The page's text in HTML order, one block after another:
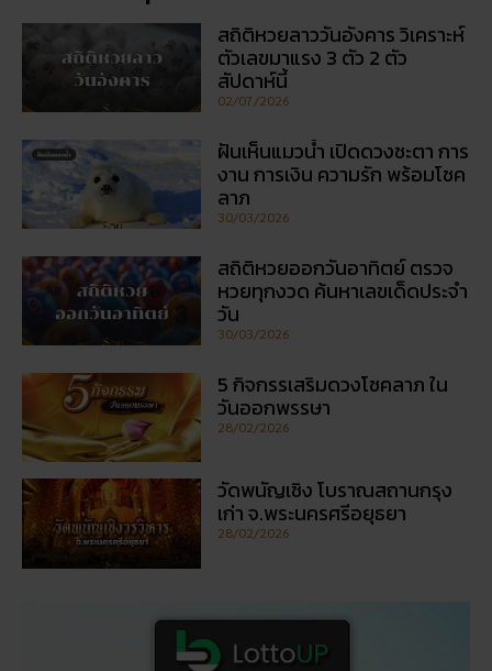
สถิติหวยลาววันอังคาร วิเคราะห์
ตัวเลขมาแรง 3 ตัว 2 ตัว
สัปดาห์นี้
02/07/2026
ฝันเห็นแมวน้ำ เปิดดวงชะตา การ
งาน การเงิน ความรัก พร้อมโชค
ลาภ
30/03/2026
สถิติหวยออกวันอาทิตย์ ตรวจ
หวยทุกงวด ค้นหาเลขเด็ดประจำ
วัน
30/03/2026
5 กิจกรรเสริมดวงโชคลาภ ใน
วันออกพรรษา
28/02/2026
วัดพนัญเชิง โบราณสถานกรุง
เก่า จ.พระนครศรีอยุธยา
28/02/2026